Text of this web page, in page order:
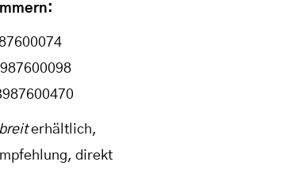
erhältlich,
direkt